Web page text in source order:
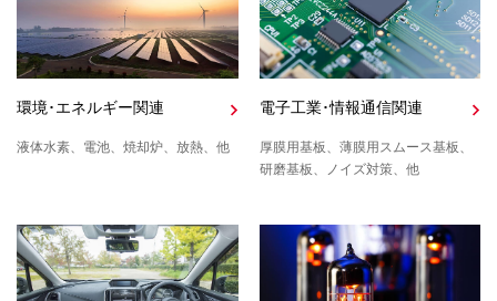
環境･エネルギー関連
液体水素、電池、焼却炉、放熱、他
電子工業･情報通信関連
厚膜用基板、薄膜用スムース基板、
研磨基板、ノイズ対策、他